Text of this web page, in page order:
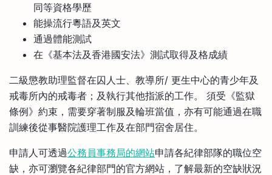
同等資格學歷
能操流行粵語及英文
通過體能測試
在《基本法及香港國安法》測試取得及格成績
二級懲教助理監督在囚人士、教導所/ 更生中心的青少年及
戒毒所內的戒毒者；及執行其他指派的工作。 須受《監獄
條例》約束，需要穿著制服及輪班當值，亦有可能通過在職
訓練後從事醫院護理工作及在部門宿舍居住。
申請人可透過公務員事務局的網站申請各紀律部隊的職位空
缺，亦可瀏覽各紀律部門的官方網站，了解最新的空缺狀況